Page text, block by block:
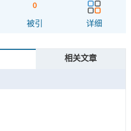
0
被引 详细
相关文章